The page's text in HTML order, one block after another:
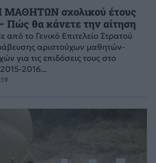
σχολικού έτους
Πώς θα κάνετε την αίτηση
από το Γενικό Επιτελείο Στρατού
αριστούχων μαθητών-
για τις επιδόσεις τους στο
2016...